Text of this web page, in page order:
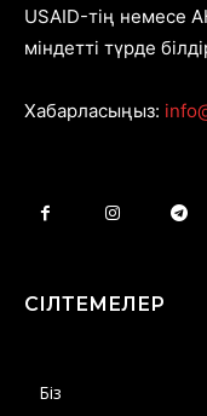
USAID-тің немесе
міндетті түрде
Хабарласыңыз:
СІЛТЕМЕЛЕР
Біз